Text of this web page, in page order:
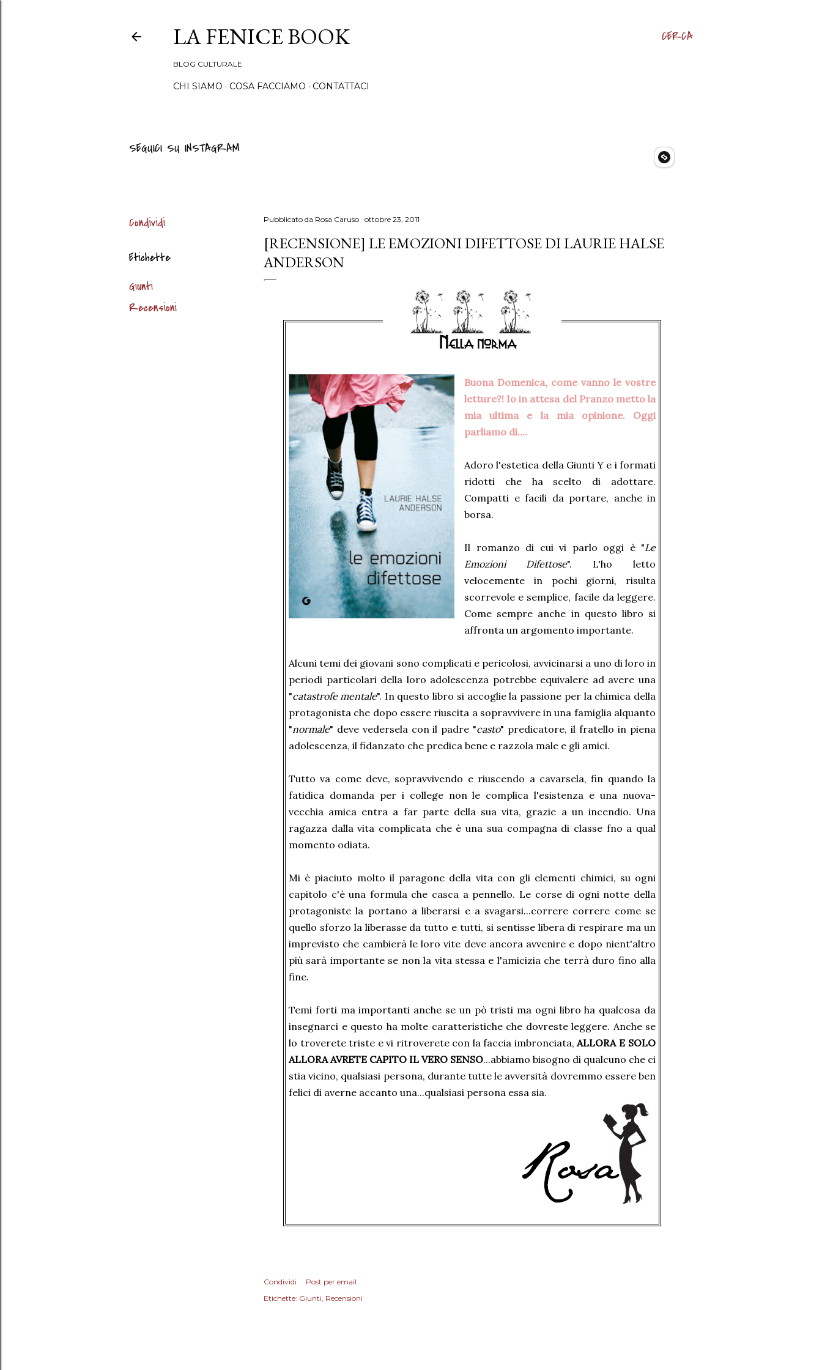
CERCA
LA FENICE BOOK
BLOG CULTURALE
CHI SIAMO COSA FACCIAMO CONTATTACI
SEGUICI SU INSTAGRAM
Condividi
Etichette
Giunti
Recensioni
Pubblicato da Rosa Caruso ottobre 23, 2011
[RECENSIONE] LE EMOZIONI DIFETTOSE DI LAURIE HALSE
ANDERSON
Buona Domenica, come vanno le vostre
letture?! Io in attesa del Pranzo metto la
mia ultima e la mia opinione. Oggi
parliamo di....
Adoro l'estetica della Giunti Y e i formati
ridotti che ha scelto di adottare.
Compatti e facili da portare, anche in
borsa.
Il romanzo di cui vi parlo oggi è "Le
Emozioni Difettose". L'ho letto
velocemente in pochi giorni, risulta
scorrevole e semplice, facile da leggere.
Come sempre anche in questo libro si
affronta un argomento importante.
Alcuni temi dei giovani sono complicati e pericolosi, avvicinarsi a uno di loro in
periodi particolari della loro adolescenza potrebbe equivalere ad avere una
"catastrofe mentale". In questo libro si accoglie la passione per la chimica della
protagonista che dopo essere riuscita a sopravvivere in una famiglia alquanto
"normale" deve vedersela con il padre "casto" predicatore, il fratello in piena
adolescenza, il fidanzato che predica bene e razzola male e gli amici.
Tutto va come deve, sopravvivendo e riuscendo a cavarsela, fin quando la
fatidica domanda per i college non le complica l'esistenza e una nuova-
vecchia amica entra a far parte della sua vita, grazie a un incendio. Una
ragazza dalla vita complicata che è una sua compagna di classe fno a qual
momento odiata.
Mi è piaciuto molto il paragone della vita con gli elementi chimici, su ogni
capitolo c'è una formula che casca a pennello. Le corse di ogni notte della
protagoniste la portano a liberarsi e a svagarsi...correre correre come se
quello sforzo la liberasse da tutto e tutti, si sentisse libera di respirare ma un
imprevisto che cambierà le loro vite deve ancora avvenire e dopo nient'altro
più sarà importante se non la vita stessa e l'amicizia che terrà duro fino alla
fine.
Temi forti ma importanti anche se un pò tristi ma ogni libro ha qualcosa da
insegnarci e questo ha molte caratteristiche che dovreste leggere. Anche se
lo troverete triste e vi ritroverete con la faccia imbronciata,ALLORA E SOLO
ALLORA AVRETE CAPITO IL VERO SENSO...abbiamo bisogno di qualcuno che ci
stia vicino, qualsiasi persona, durante tutte le avversità dovremmo essere ben
felici di averne accanto una...qualsiasi persona essa sia.
Condividi
Post per email
Etichette: Giunti Recensioni